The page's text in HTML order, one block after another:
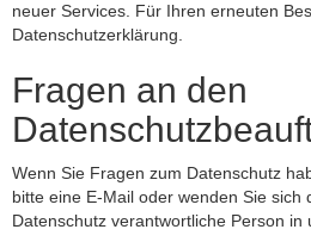
neuer Services. Für Ihren erneuten
Datenschutzerklärung.
Fragen an den
Wenn Sie Fragen zum Datenschutz
bitte eine E-Mail oder wenden Sie sich
Datenschutz verantwortliche Person in